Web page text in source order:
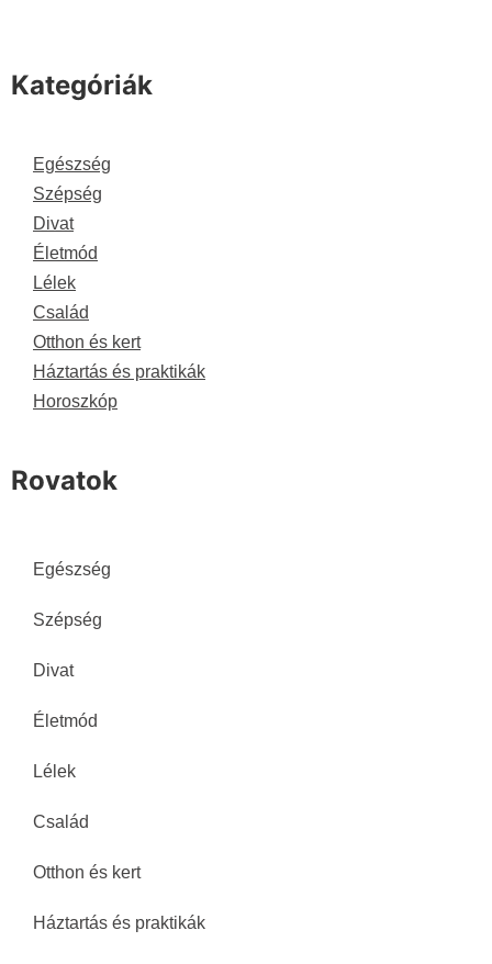
Kategóriák
Egészség
Szépség
Divat
Életmód
Lélek
Család
Otthon és kert
Háztartás és praktikák
Horoszkóp
Rovatok
Egészség
Szépség
Divat
Életmód
Lélek
Család
Otthon és kert
Háztartás és praktikák